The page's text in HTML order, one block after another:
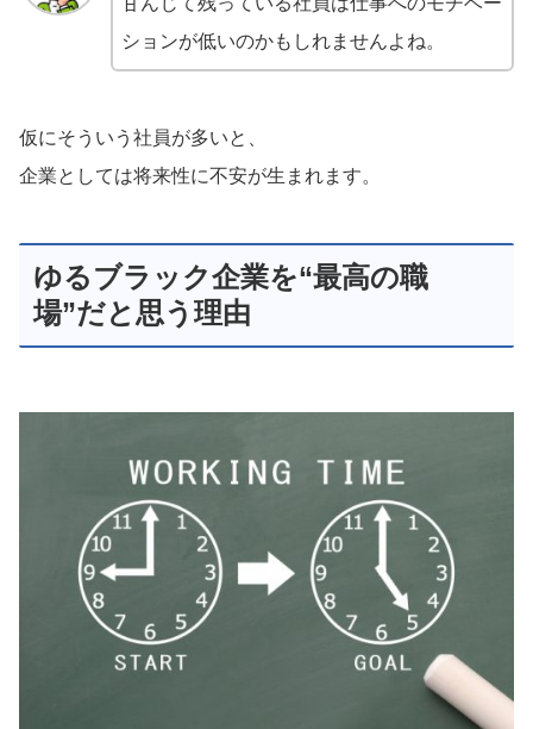
ションが低いのかもしれませんよね。
仮にそういう社員が多いと、
企業としては将来性に不安が生まれます。
ゆるブラック企業を“最高の職
場”だと思う理由